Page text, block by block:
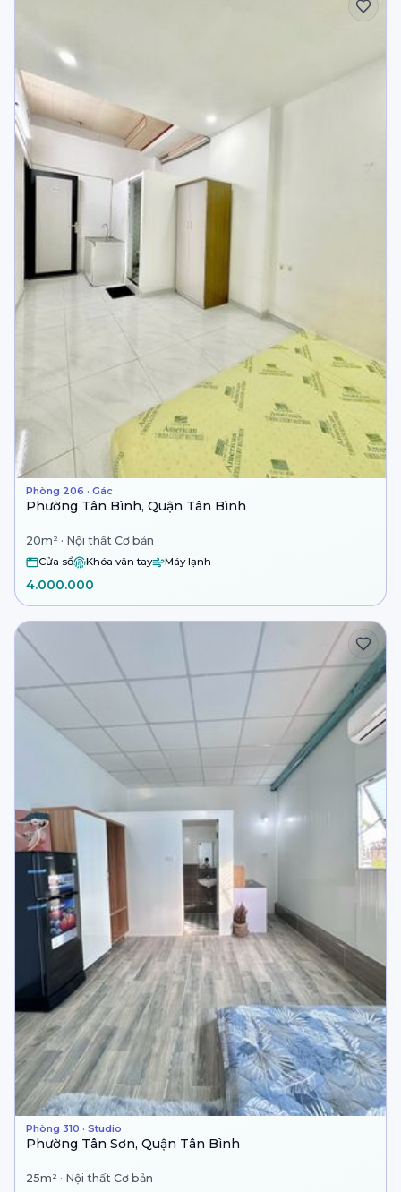
Phòng 206 · Gác
Phường Tân Bình, Quận Tân Bình
20m² · Nội thất Cơ bản
Cửa sổ Khóa vân tay Máy lạnh
4.000.000
Phòng 310 · Studio
Phường Tân Sơn, Quận Tân Bình
25m² · Nội thất Cơ bản